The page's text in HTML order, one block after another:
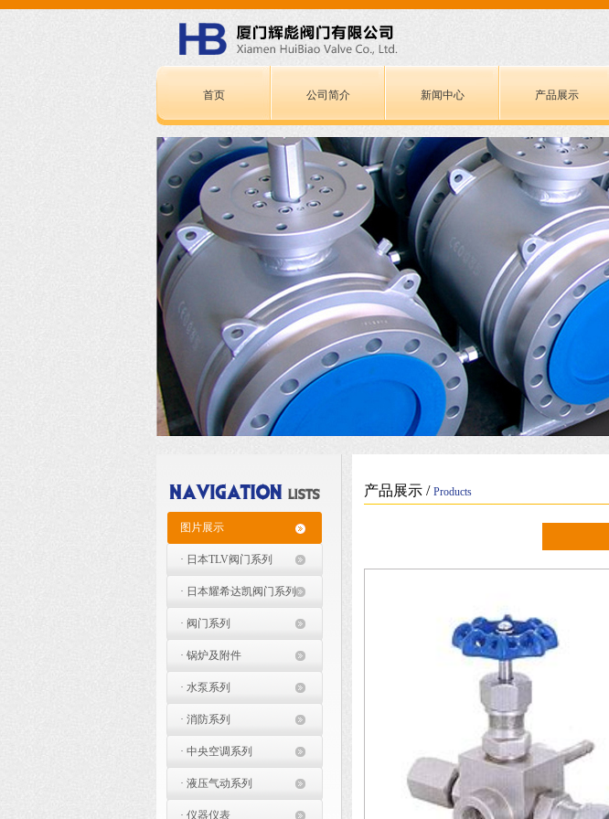
首页 公司简介 新闻中心 产品展示
图片展示
· 日本TLV阀门系列
· 日本耀希达凯阀门系列
· 阀门系列
· 锅炉及附件
· 水泵系列
· 消防系列
· 中央空调系列
· 液压气动系列
· 仪器仪表
产品展示 / Products